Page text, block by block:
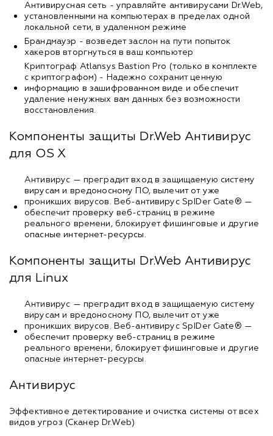
Антивирусная сеть - управляйте антивирусами Dr.Web,
установленными на компьютерах в пределах одной
локальной сети, в удаленном режиме
Брандмауэр - возведет заслон на пути попыток
хакеров вторгнуться в ваш компьютер
Криптограф Atlansys Bastion Pro (только в комплекте
с криптографом) - Надежно сохранит ценную
информацию в зашифрованном виде и обеспечит
удаление ненужных вам данных без возможности
восстановления.
Компоненты защиты Dr.Web Антивирус
для OS X
Антивирус — преградит вход в защищаемую систему
вирусам и вредоносному ПО, вылечит от уже
проникших вирусов. Веб-антивирус SpIDer Gate® —
обеспечит проверку веб-страниц в режиме
реального времени, блокирует фишинговые и другие
опасные интернет-ресурсы.
Компоненты защиты Dr.Web Антивирус
для Linux
Антивирус — преградит вход в защищаемую систему
вирусам и вредоносному ПО, вылечит от уже
проникших вирусов. Веб-антивирус SpIDer Gate® —
обеспечит проверку веб-страниц в режиме
реального времени, блокирует фишинговые и другие
опасные интернет-ресурсы.
Антивирус
Эффективное детектирование и очистка системы от всех
видов угроз (Сканер Dr.Web)